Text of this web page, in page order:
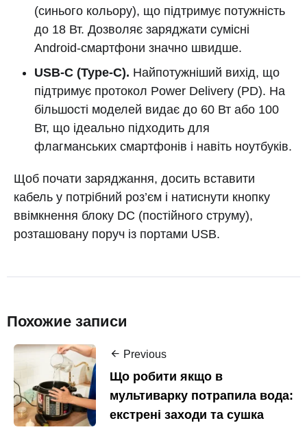
(синього кольору), що підтримує потужність
до 18 Вт. Дозволяє заряджати сумісні
Android-смартфони значно швидше.
USB-C (Type-C). Найпотужніший вихід, що
підтримує протокол Power Delivery (PD). На
більшості моделей видає до 60 Вт або 100
Вт, що ідеально підходить для
флагманських смартфонів і навіть ноутбуків.
Щоб почати заряджання, досить вставити
кабель у потрібний роз’єм і натиснути кнопку
ввімкнення блоку DC (постійного струму),
розташовану поруч із портами USB.
Похожие записи
Previous
Що робити якщо в
мультиварку потрапила вода:
екстрені заходи та сушка